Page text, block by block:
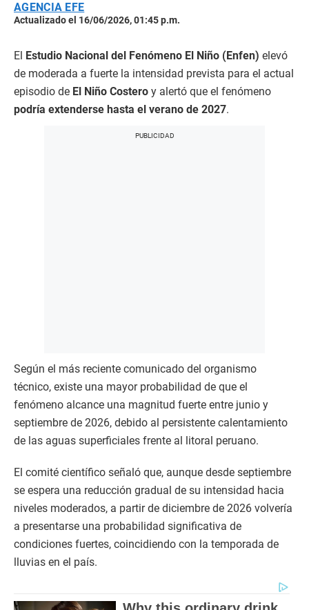
AGENCIA EFE
Actualizado el 16/06/2026, 01:45 p.m.
El Estudio Nacional del Fenómeno El Niño (Enfen) elevó
de moderada a fuerte la intensidad prevista para el actual
episodio de El Niño Costero y alertó que el fenómeno
podría extenderse hasta el verano de 2027.
Según el más reciente comunicado del organismo
técnico, existe una mayor probabilidad de que el
fenómeno alcance una magnitud fuerte entre junio y
septiembre de 2026, debido al persistente calentamiento
de las aguas superficiales frente al litoral peruano.
El comité científico señaló que, aunque desde septiembre
se espera una reducción gradual de su intensidad hacia
niveles moderados, a partir de diciembre de 2026 volvería
a presentarse una probabilidad significativa de
condiciones fuertes, coincidiendo con la temporada de
lluvias en el país.